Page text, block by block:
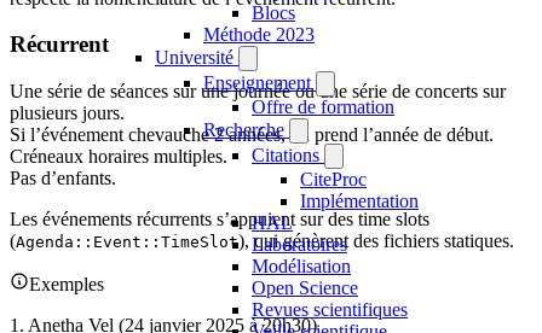
Blocs
Méthode 2023
Université
Enseignement
Offre de formation
Recherche
Citations
CiteProc
Implémentation
HAL
Laboratoires
Modélisation
Open Science
Revues scientifiques
Récurrent
Une série de séances sur une journée ou une série de concerts sur
plusieurs jours.
Si l’événement chevauche 2 années, on prend l’année de début.
Créneaux horaires multiples.
Pas d’enfants.
Les événements récurrents s’appuient sur des time slots
(Agenda::Event::TimeSlot), qui génèrent des fichiers statiques.
Exemples
1. Anetha Vel (24 janvier 2025 à 20h30)